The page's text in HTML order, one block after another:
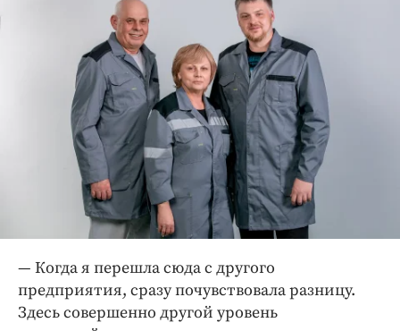
— Когда я перешла сюда с другого
предприятия, сразу почувствовала разницу.
Здесь совершенно другой уровень